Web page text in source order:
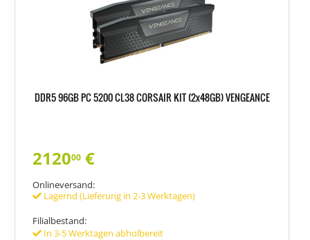
DDR5 96GB PC 5200 CL38 CORSAIR KIT (2x48GB) VENGEANCE
212000 €
Onlineversand:
Lagernd (Lieferung in 2-3 Werktagen)
Filialbestand:
In 3-5 Werktagen abholbereit